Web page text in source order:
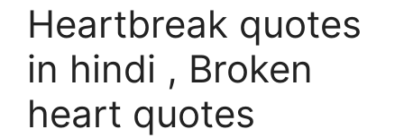
Heartbreak quotes
in hindi , Broken
heart quotes